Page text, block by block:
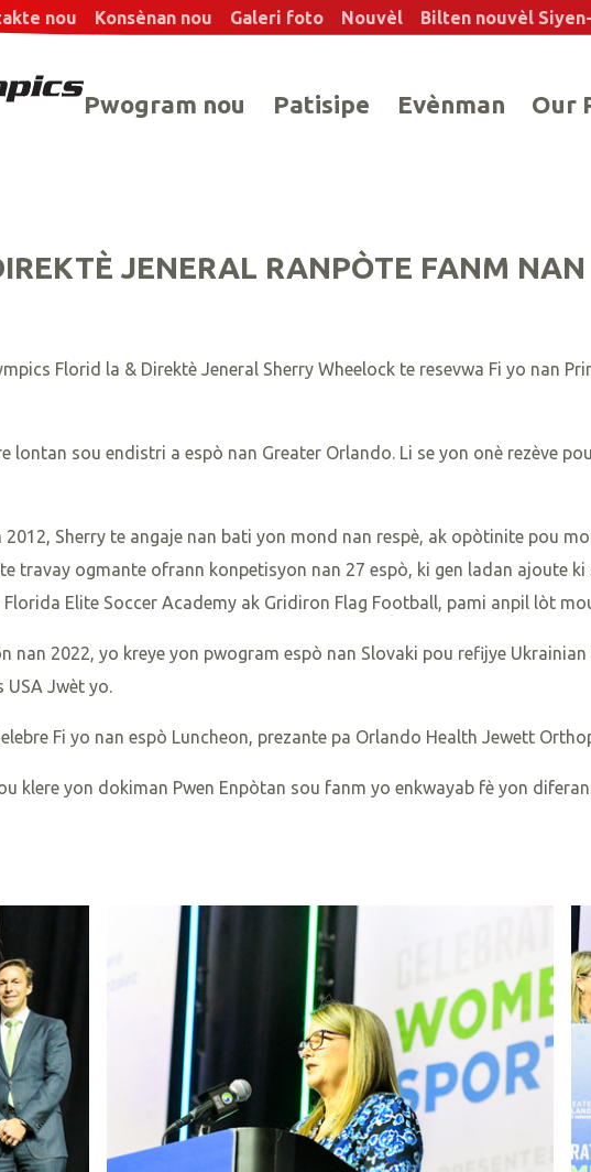
Pwogram nou Patisipe Evènman Our
nou Konsènan nou Galeri foto Nouvèl Bilten nouvèl
JENERAL RANPÒTE FANM NAN
Florid la & Direktè Jeneral Sherry Wheelock te resevwa Fi yo nan
lontan sou endistri a espò nan Greater Orlando. Li se yon onè rezève
Sherry te angaje nan bati yon mond nan respè, ak opòtinite pou
travay ogmante ofrann konpetisyon nan 27 espò, ki gen ladan ajoute
Elite Soccer Academy ak Gridiron Flag Football, pami anpil lòt
nan 2022, yo kreye yon pwogram espò nan Slovaki pou refijye
USA Jwèt yo.
Fi yo nan espò Luncheon, prezante pa Orlando Health Jewett
klere yon dokiman Pwen Enpòtan sou fanm yo enkwayab fè yon